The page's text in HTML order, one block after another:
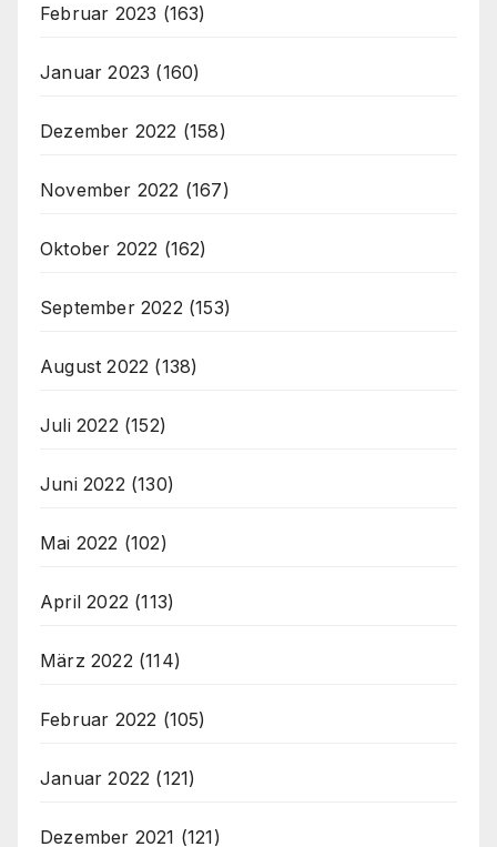
Februar 2023 (163)
Januar 2023 (160)
Dezember 2022 (158)
November 2022 (167)
Oktober 2022 (162)
September 2022 (153)
August 2022 (138)
Juli 2022 (152)
Juni 2022 (130)
Mai 2022 (102)
April 2022 (113)
März 2022 (114)
Februar 2022 (105)
Januar 2022 (121)
Dezember 2021 (121)